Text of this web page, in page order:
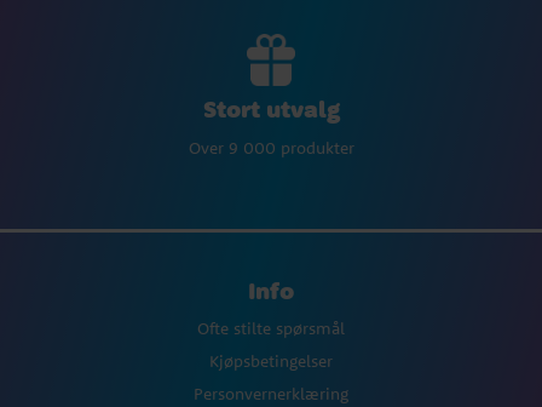
Stort utvalg
Over 9 000 produkter
Info
Ofte stilte spørsmål
Kjøpsbetingelser
Personvernerklæring